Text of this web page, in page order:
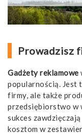
Prowadzisz
Gadżety reklamowe
popularnością. Jest
firmy, ale także
przedsiębiorstwo w
sukces
kosztom w